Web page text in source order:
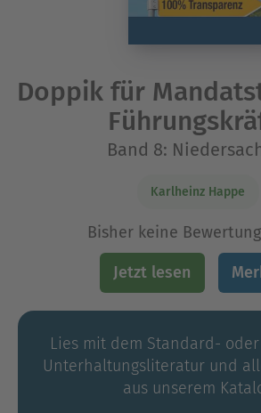
Doppik für
Band 8:
Karlheinz Happe
Bisher keine
Jetzt lesen
Lies mit dem Standard-
Unterhaltungs­literatur und
aus unserem